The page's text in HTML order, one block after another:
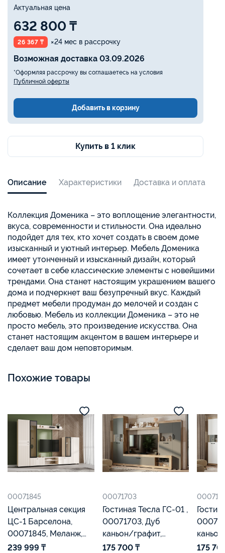
Актуальная цена
632 800 ₸
26 367 ₸ ×24 мес в рассрочку
Возможная доставка 03.09.2026
*Оформляя рассрочку вы соглашаетесь на условия
Публичной оферты
Добавить в корзину
Купить в 1 клик
Описание Характеристики Доставка и оплата
Коллекция Доменика – это воплощение элегантности,
вкуса, современности и стильности. Она идеально
подойдет для тех, кто хочет создать в своем доме
изысканный и уютный интерьер. Мебель Доменика
имеет утонченный и изысканный дизайн, который
сочетает в себе классические элементы с новейшими
трендами. Она станет настоящим украшением вашего
дома и подчеркнет ваш безупречный вкус. Каждый
предмет мебели продуман до мелочей и создан с
любовью. Мебель из коллекции Доменика – это не
просто мебель, это произведение искусства. Она
станет настоящим акцентом в вашем интерьере и
сделает ваш дом неповторимым.
Похожие товары
00071845
Центральная секция
ЦС-1 Барселона,
00071845, Меланж,
Евромебель
239 999 ₸
00071703
Гостиная Тесла ГС-01 ,
00071703, Дуб
каньон/графит,
Евромебель
175 700 ₸ 175